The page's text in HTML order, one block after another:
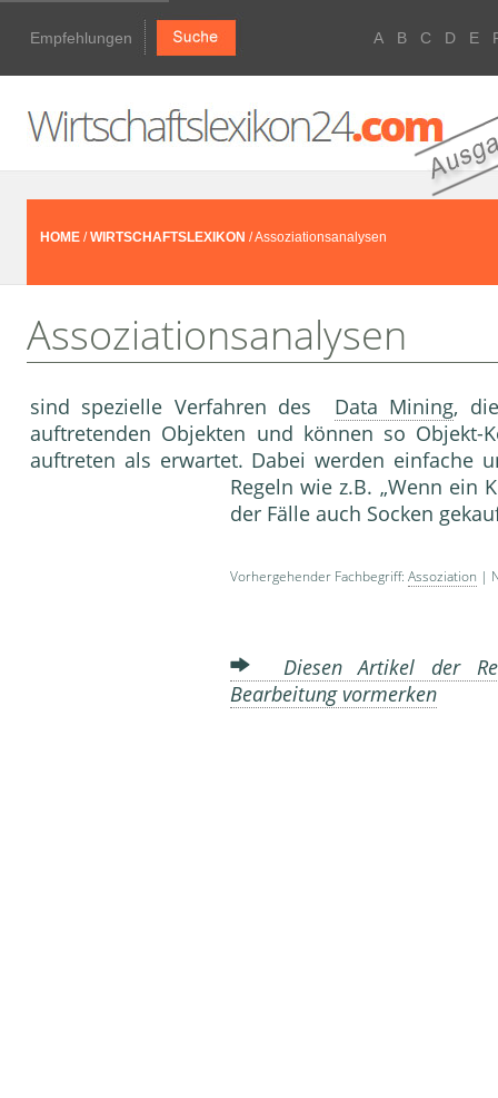
Empfehlungen A B C D E
HOME /WIRTSCHAFTSLEXIKON / Assoziationsanalysen
Assoziationsanalysen
sind spezielle Verfahren des Data Mining,
auftretenden Objekten und können so Objekt-
auftreten als erwartet. Dabei werden einfache
Regeln wie z.B. „Wenn ein
der Fälle auch Socken
Vorhergehender Fachbegriff: Assoziation |
Diesen Artikel der
Bearbeitung vormerken